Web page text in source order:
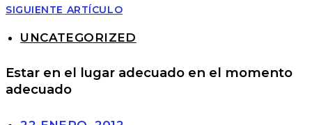
SIGUIENTE ARTÍCULO
UNCATEGORIZED
Estar en el lugar adecuado en el momento
adecuado